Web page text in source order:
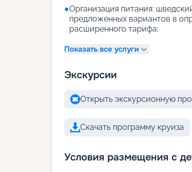
●Организация питания:
предложенных вариантов в
расширенного тарифа:
Показать все услуги
Экскурсии
Открыть экскурсионную
Скачать программу круиза
Условия размещения с